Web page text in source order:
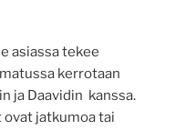
asiassa tekee
kerrotaan
ja Daavidin kanssa.
jatkumoa tai